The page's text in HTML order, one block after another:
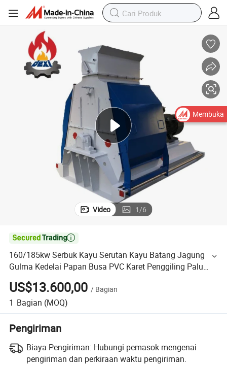
Video 1/6

160/185kw Serbuk Kayu Serutan Kayu Batang Jagung
Gulma Kedelai Papan Busa PVC Karet Penggiling Palu
Efisiensi Tinggi
US$13.600,00 / Bagian
1 Bagian (MOQ)
Pengiriman
Biaya Pengiriman: Hubungi pemasok mengenai
pengiriman dan perkiraan waktu pengiriman.
Membuka